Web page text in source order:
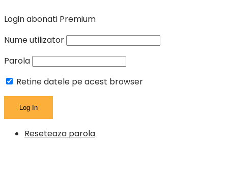
Login abonati Premium
Nume utilizator
Parola
Retine datele pe acest browser
Reseteaza parola